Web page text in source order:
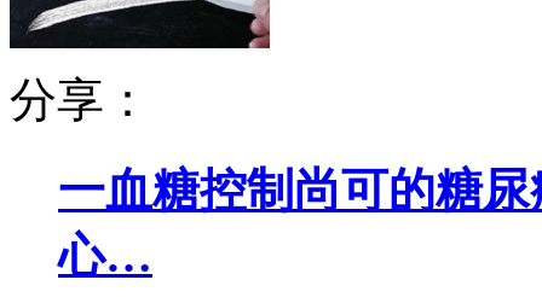
分享：
一血糖控制尚可的糖
心…